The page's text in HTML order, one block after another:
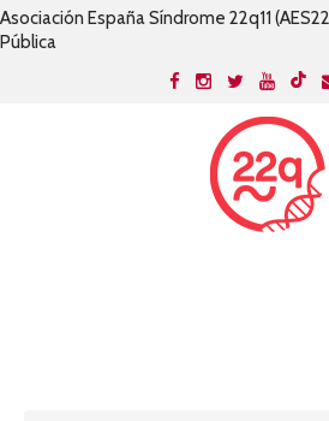
Asociación España Síndrome 22q11
Pública